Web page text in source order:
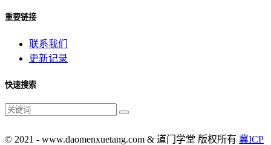
重要链接
联系我们
更新记录
快速搜索
© 2021 - www.daomenxuetang.com & 道门学堂 版权所有 冀ICP